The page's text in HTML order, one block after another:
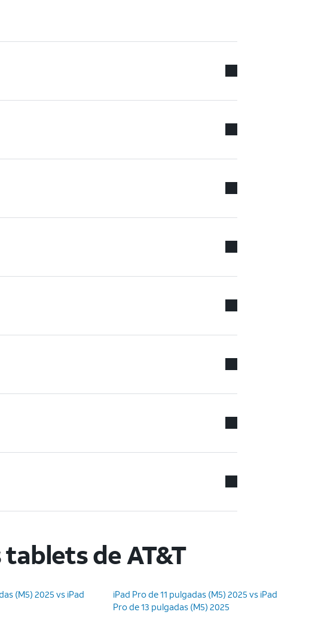
de AT&T
(M5) 2025 vs iPad
iPad Pro de 11 pulgadas (M5) 2025 vs iPad
Pro de 13 pulgadas (M5) 2025